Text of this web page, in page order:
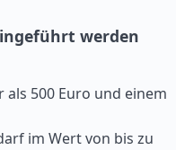
werden
500 Euro und einem
im Wert von bis zu